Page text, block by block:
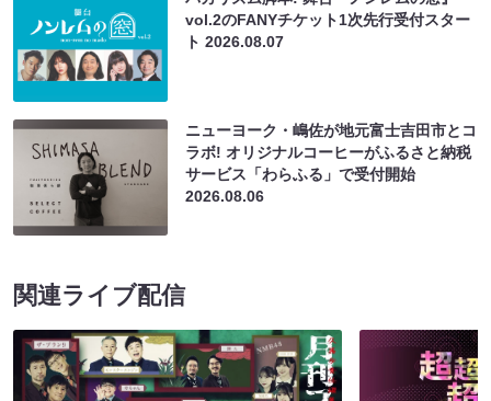
vol.2のFANYチケット1次先行受付スター
ト2026.08.07
ニューヨーク・嶋佐が地元富士吉田市とコ
ラボ! オリジナルコーヒーがふるさと納税
サービス「わらふる」で受付開始
2026.08.06
関連ライブ配信